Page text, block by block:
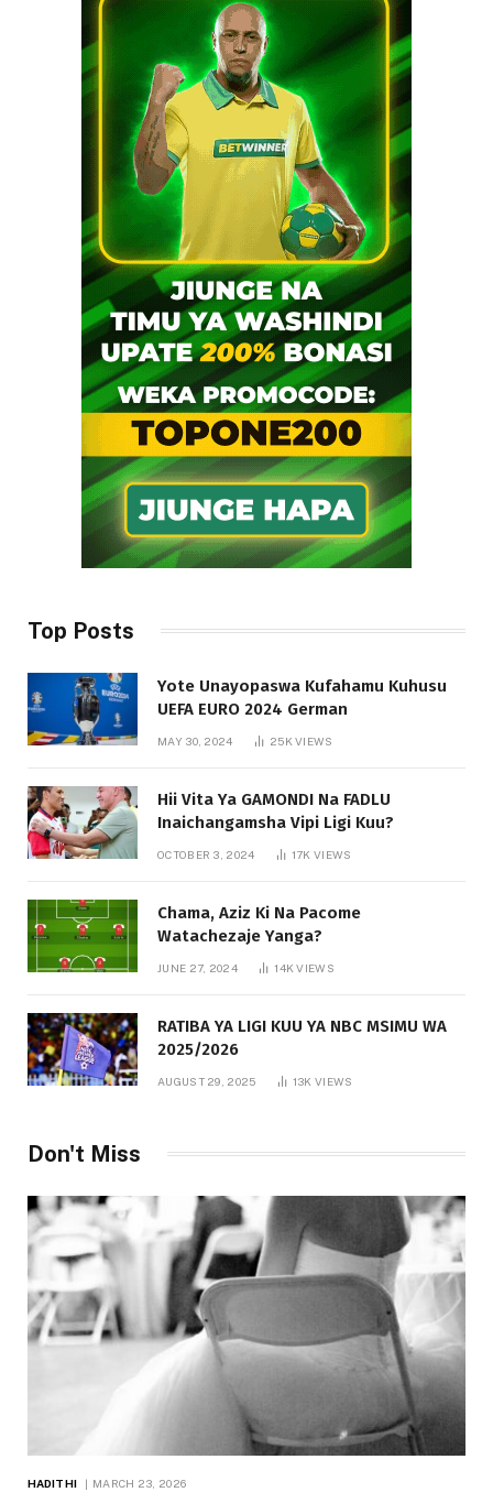
Top Posts
Yote Unayopaswa Kufahamu Kuhusu
UEFA EURO 2024 German
MAY 30, 2024 25KVIEWS
Hii Vita Ya GAMONDI Na FADLU
Inaichangamsha Vipi Ligi Kuu?
OCTOBER 3, 2024 17KVIEWS
Chama, Aziz Ki Na Pacome
Watachezaje Yanga?
JUNE 27, 2024 14KVIEWS
RATIBA YA LIGI KUU YA NBC MSIMU WA
2025/2026
AUGUST 29, 2025 13KVIEWS
Don't Miss
HADITHI MARCH 23, 2026